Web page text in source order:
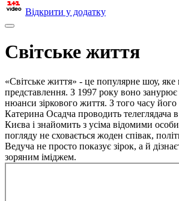
Відкрити у додатку
Світське життя
«Світське життя» - це популярне шоу, яке
представлення. З 1997 року воно занурює
нюанси зіркового життя. З того часу його
Катерина Осадча проводить телеглядача
Києва і знайомить з усіма відомими
погляду не сховається жоден співак,
Ведуча не просто показує зірок, а й
зоряним іміджем.